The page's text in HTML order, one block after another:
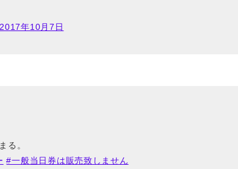
2017年10月7日
る。
#一般当日券は販売致しません